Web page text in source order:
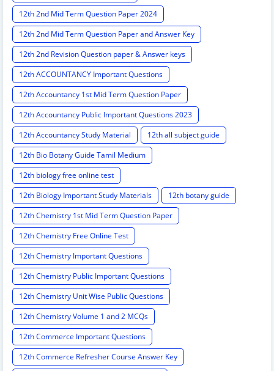
12th 2nd Mid Term Question Paper 2024
12th 2nd Mid Term Question Paper and Answer Key
12th 2nd Revision Question paper & Answer keys
12th ACCOUNTANCY Important Questions
12th Accountancy 1st Mid Term Question Paper
12th Accountancy Public Important Questions 2023
12th Accountancy Study Material
12th all subject guide
12th Bio Botany Guide Tamil Medium
12th biology free online test
12th Biology Important Study Materials
12th botany guide
12th Chemistry 1st Mid Term Question Paper
12th Chemistry Free Online Test
12th Chemistry Important Questions
12th Chemistry Public Important Questions
12th Chemistry Unit Wise Public Questions
12th Chemistry Volume 1 and 2 MCQs
12th Commerce Important Questions
12th Commerce Refresher Course Answer Key